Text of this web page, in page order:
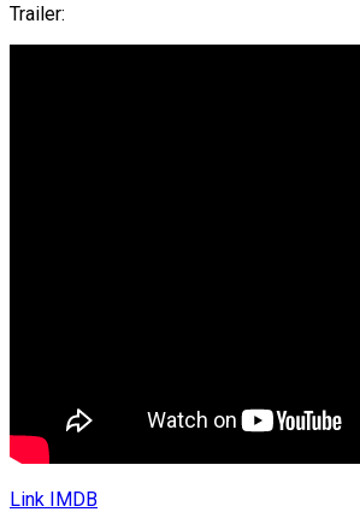
Trailer:
Link IMDB